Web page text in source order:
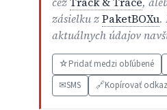
zásielku zPaketBOXu.
aktuálnych údajov
☆Pridať medzi obľúbené
✉SMS 🔗Kopírovať odkaz